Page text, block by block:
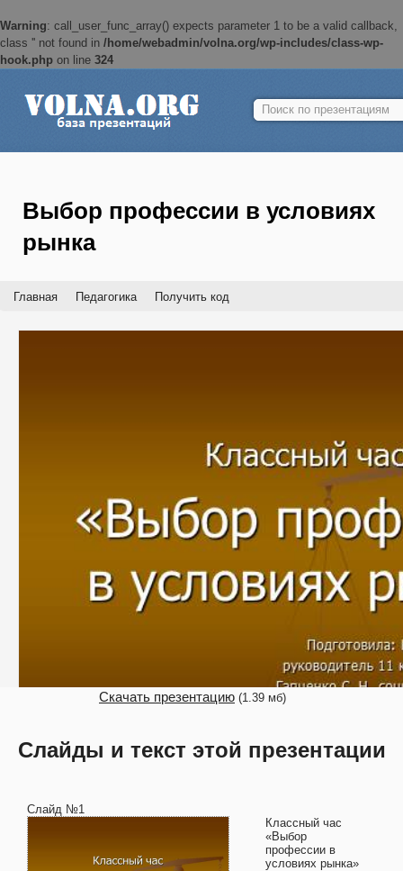
Warning: call_user_func_array() expects parameter 1 to be a valid callback,
class '' not found in /home/webadmin/volna.org/wp-includes/class-wp-
hook.php on line 324
Найти:
Выбор профессии в условиях
рынка
Главная Педагогика Получить код
Скачать презентацию (1.39 мб)
Слайды и текст этой презентации
Слайд №1
Классный час
«Выбор
профессии в
условиях рынка»